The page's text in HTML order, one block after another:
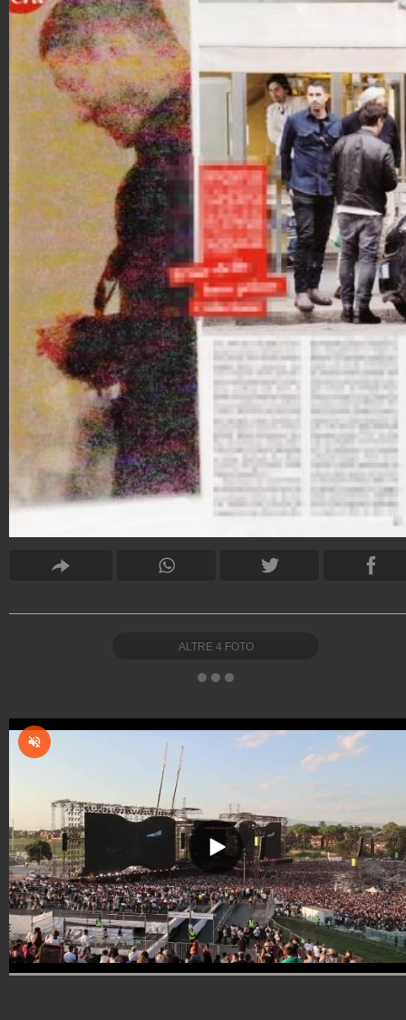
ALTRE 4 FOTO